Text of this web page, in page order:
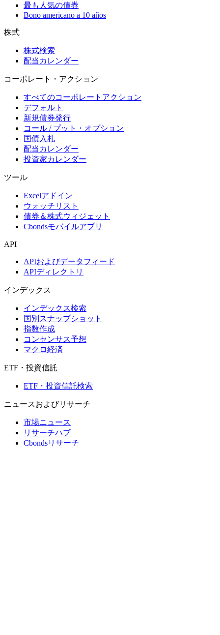
最も人気の債券
Bono americano a 10 años
株式
株式検索
配当カレンダー
コーポレート・アクション
すべてのコーポレートアクション
デフォルト
新規債券発行
コール / プット・オプション
国債入札
配当カレンダー
投資家カレンダー
ツール
Excelアドイン
ウォッチリスト
債券＆株式ウィジェット
Cbondsモバイルアプリ
API
APIおよびデータフィード
APIディレクトリ
インデックス
インデックス検索
国別スナップショット
指数作成
コンセンサス予想
マクロ経済
ETF・投資信託
ETF・投資信託検索
ニュースおよびリサーチ
市場ニュース
リサーチハブ
Cbondsリサーチ